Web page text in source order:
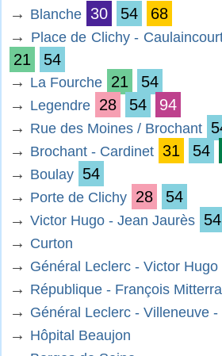
→ Blanche 30 54
68
→ Place de Clichy -
21
54
→ La Fourche 21
54
→ Legendre 28 54
94
→ Rue des Moines / Brochant
→ Brochant - Cardinet 31 54
→ Boulay 54
→ Porte de Clichy 28
54
→ Victor Hugo - Jean Jaurès 54
→ Curton
→ Général Leclerc - Victor Hugo
→ République - François
→ Général Leclerc - Villeneuve
→ Hôpital Beaujon